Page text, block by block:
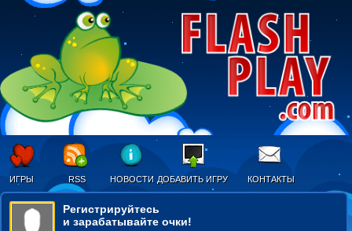
ИГРЫ RSS НОВОСТИ ДОБАВИТЬ ИГРУ КОНТАКТЫ
Регистрируйтесь
и зарабатывайте очки!